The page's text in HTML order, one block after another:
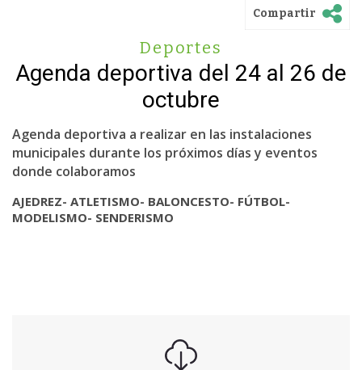
Compartir
Deportes
Agenda deportiva del 24 al 26 de
octubre
Agenda deportiva a realizar en las instalaciones
municipales durante los próximos días y eventos
donde colaboramos
AJEDREZ- ATLETISMO- BALONCESTO- FÚTBOL-
MODELISMO- SENDERISMO